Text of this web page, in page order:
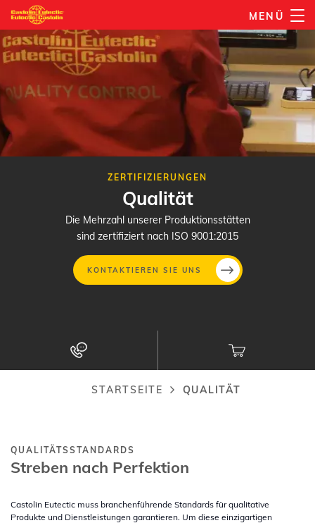
Direkt
zum
Inhalt
MENÜ
ZERTIFIZIERUNGEN
Qualität
Die Mehrzahl unserer Produktionsstätten
sind zertifiziert nach ISO 9001:2015
KONTAKTIEREN SIE UNS
STARTSEITE QUALITÄT
QUALITÄTSSTANDARDS
Streben nach Perfektion
Castolin Eutectic muss branchenführende Standards für qualitative
Produkte und Dienstleistungen garantieren. Um diese einzigartigen